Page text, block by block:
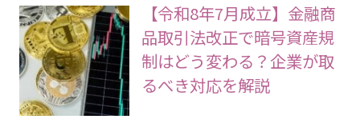
【令和8年7月成立】金融商
品取引法改正で暗号資産規
制はどう変わる？企業が取
るべき対応を解説